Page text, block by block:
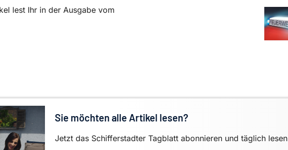
lest Ihr in der Ausgabe vom
Sie möchten alle Artikel lesen?
Jetzt das Schifferstadter Tagblatt abonnieren und täglich lesen